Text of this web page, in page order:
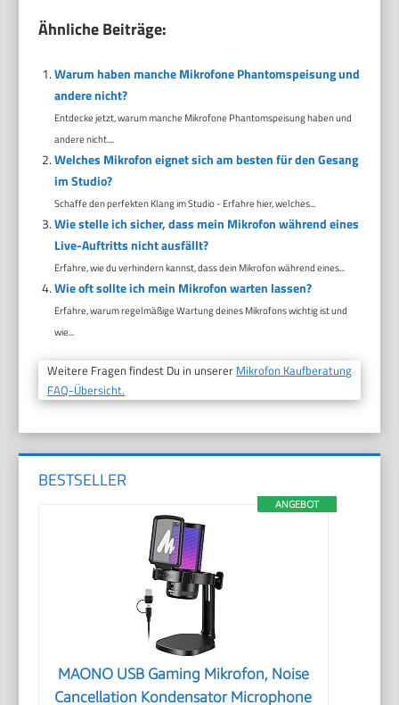
Ähnliche Beiträge:
Warum haben manche Mikrofone Phantomspeisung und
andere nicht?
Entdecke jetzt, warum manche Mikrofone Phantomspeisung haben und
andere nicht....
Welches Mikrofon eignet sich am besten für den Gesang
im Studio?
Schaffe den perfekten Klang im Studio - Erfahre hier, welches...
Wie stelle ich sicher, dass mein Mikrofon während eines
Live-Auftritts nicht ausfällt?
Erfahre, wie du verhindern kannst, dass dein Mikrofon während eines...
Wie oft sollte ich mein Mikrofon warten lassen?
Erfahre, warum regelmäßige Wartung deines Mikrofons wichtig ist und
wie...
Weitere Fragen findest Du in unserer Mikrofon Kaufberatung
FAQ-Übersicht.
BESTSELLER
ANGEBOT
MAONO USB Gaming Mikrofon, Noise
Cancellation Kondensator Microphone